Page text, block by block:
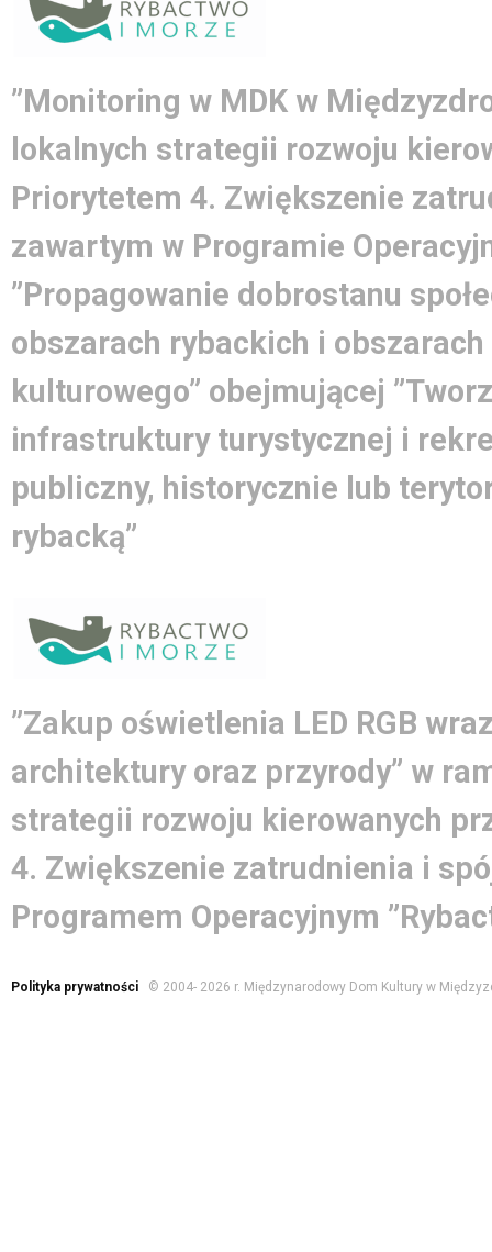
”Monitoring w MDK w
lokalnych strategii rozwoju
Priorytetem 4. Zwiększenie
zawartym w Programie
”Propagowanie dobrostanu
obszarach rybackich i
kulturowego” obejmującej
infrastruktury turystycznej i
publiczny, historycznie lub
rybacką”
”Zakup oświetlenia LED RGB
architektury oraz przyrody” w
strategii rozwoju kierowanych
4. Zwiększenie zatrudnienia i
Programem Operacyjnym
Polityka prywatności© 2004- 2026 r. Międzynarodowy Dom Kultury w